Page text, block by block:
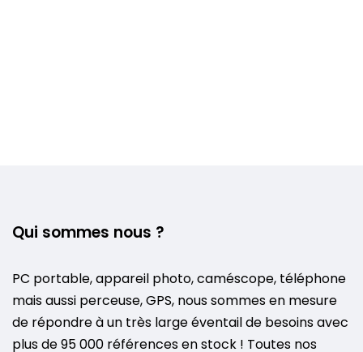
Qui sommes nous ?
PC portable, appareil photo, caméscope, téléphone
mais aussi perceuse, GPS, nous sommes en mesure
de répondre à un très large éventail de besoins avec
plus de 95 000 références en stock ! Toutes nos